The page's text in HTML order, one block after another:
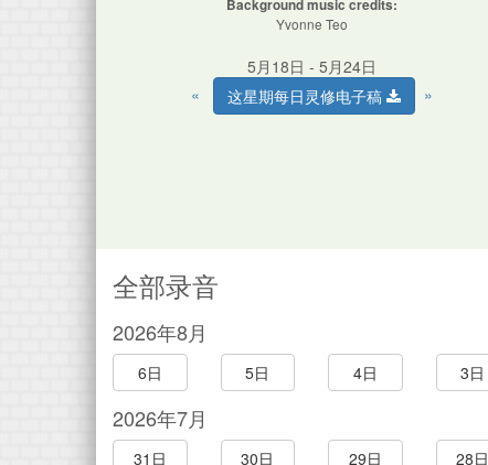
Background music credits:
Yvonne Teo
5月18日 - 5月24日
«
这星期每日灵修电子稿 »
全部录音
2026年8月
6日 5日 4日 3日
2026年7月
31日 30日 29日 28日